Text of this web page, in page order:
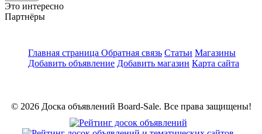
Это интересно
Партнёры
Главная страница Обратная связь Статьи Магазины
Добавить объявление Добавить магазин Карта сайта
© 2026 Доска объявлений Board-Sale. Все права защищены!